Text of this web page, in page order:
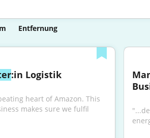
Entfernung
:in Logistik
heart of Amazon. This
makes sure we fulfil